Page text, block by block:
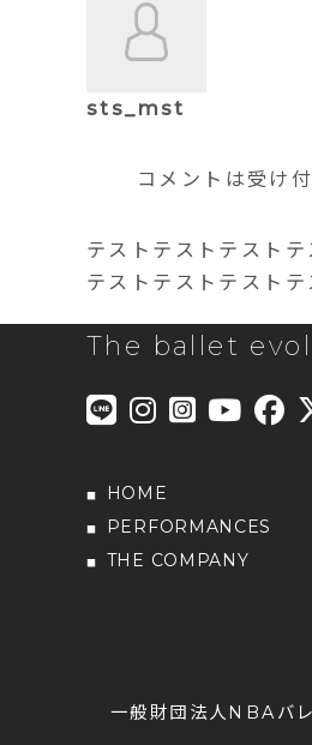
sts_mst
コメントは受け
テストテストテスト
テストテストテスト
The ballet
HOME
PERFORMANCES
THE COMPANY
一般財団法人NBAバ